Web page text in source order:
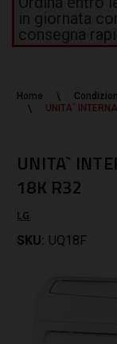
in giornata
consegna
Home
UNITA`
UNITA`
18K R32
LG
SKU: UQ18F